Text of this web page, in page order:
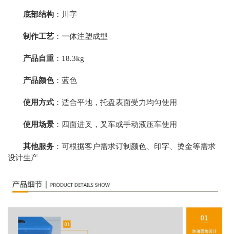
底部结构 ：川字
制作工艺 ：一体注塑成型
产品自重 ： 18.3kg
产品颜色： 蓝色
使用方式 ：适合平地，托盘表面受力均匀使用
使用场景 ：四面进叉，叉车或手动液压车使用
其他服务 ：可根据客户需求订制颜色、印字、烫金等需求
设计生产